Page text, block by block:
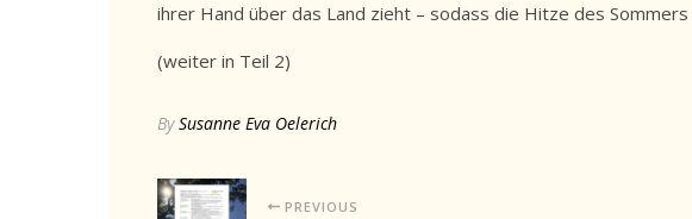
ihrer Hand über das Land zieht – sodass die Hitze des
(weiter in Teil 2)
BySusanne Eva Oelerich
PREVIOUS